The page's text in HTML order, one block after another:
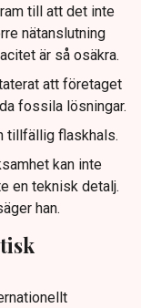
till att det inte
nätanslutning
är så osäkra.
att företaget
fossila lösningar.
tillfällig flaskhals.
kan inte
en teknisk detalj.
han.